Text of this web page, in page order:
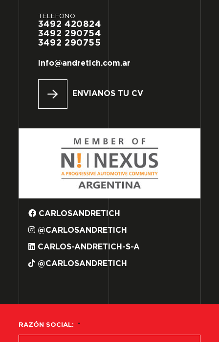
TELÉFONO:
3492 420824
3492 290754
3492 290755
info@andretich.com.ar
ENVIANOS TU CV
CARLOSANDRETICH
@CARLOSANDRETICH
CARLOS-ANDRETICH-S-A
@CARLOSANDRETICH
RAZÓN SOCIAL: *